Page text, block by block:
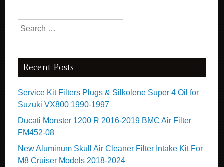
Search for:
Recent Posts
Service Kit Filters Plugs & Silkolene Super 4 Oil for
Suzuki VX800 1990-1997
Ducati Monster 1200 R 2016-2019 BMC Air Filter
FM452-08
New Aluminum Skull Air Cleaner Filter Intake Kit For
M8 Cruiser Models 2018-2024